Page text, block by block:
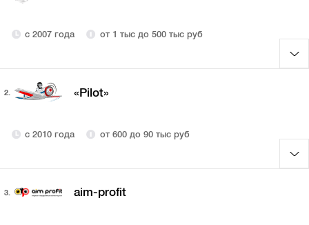
с 2007 года от 1 тыс до 500 тыс руб
2. «Pilot»
с 2010 года от 600 до 90 тыс руб
3. aim-profit